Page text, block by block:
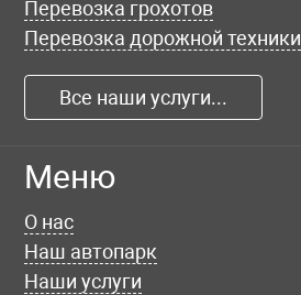
Перевозка грохотов
Перевозка дорожной техники
Все наши услуги...
Меню
О нас
Наш автопарк
Наши услуги